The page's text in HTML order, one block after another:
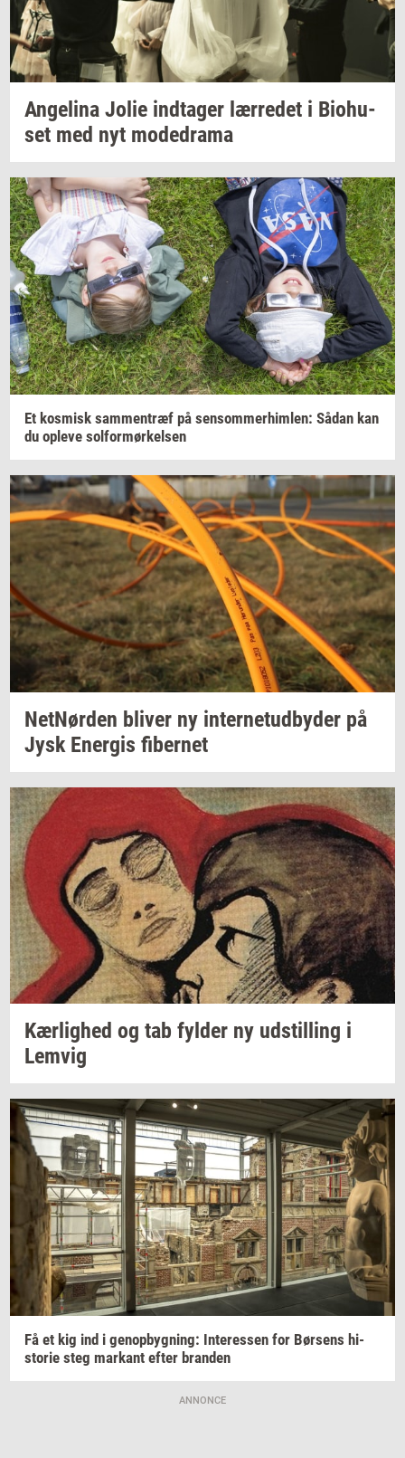
An­ge­li­na Jolie ind­ta­ger lær­re­det i Bio­hu­
set med nyt mo­de­d­ra­ma
Et kos­misk sam­men­træf på sen­som­mer­him­len: Sådan kan
du op­le­ve sol­for­mør­kel­sen
Net­Nør­den bli­ver ny in­ter­ne­tud­by­der på
Jysk Ener­gis fi­ber­net
Kær­lig­hed og tab fyl­der ny ud­stil­ling i
Lemvig
Få et kig ind i genop­byg­ning: In­ter­es­sen for Bør­sens hi­
sto­rie steg mar­kant efter bran­den
ANNONCE